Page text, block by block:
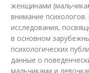
женщинами
внимание
исследования,
в основном
психологических
данные о
мальчиками и